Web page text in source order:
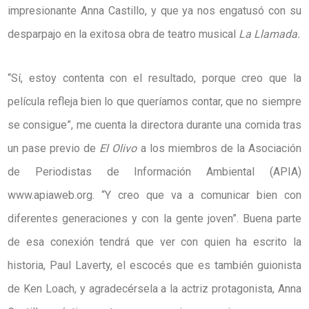
impresionante Anna Castillo, y que ya nos engatusó con su
desparpajo en la exitosa obra de teatro musical La Llamada.
“Sí, estoy contenta con el resultado, porque creo que la
película refleja bien lo que queríamos contar, que no siempre
se consigue”, me cuenta la directora durante una comida tras
un pase previo de El Olivo a los miembros de la Asociación
de Periodistas de Información Ambiental (APIA)
www.apiaweb.org. “Y creo que va a comunicar bien con
diferentes generaciones y con la gente joven”. Buena parte
de esa conexión tendrá que ver con quien ha escrito la
historia, Paul Laverty, el escocés que es también guionista
de Ken Loach, y agradecérsela a la actriz protagonista, Anna